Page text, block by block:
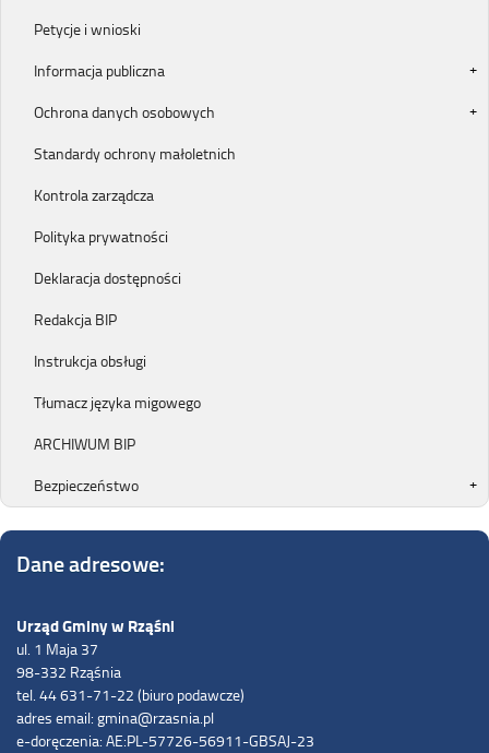
Petycje i wnioski
Informacja publiczna
Ochrona danych osobowych
Standardy ochrony małoletnich
Kontrola zarządcza
Polityka prywatności
Deklaracja dostępności
Redakcja BIP
Instrukcja obsługi
Tłumacz języka migowego
ARCHIWUM BIP
Bezpieczeństwo
Dane adresowe:
Urząd Gminy w Rząśni
ul. 1 Maja 37
98-332 Rząśnia
tel. 44 631-71-22 (biuro podawcze)
adres email: gmina@rzasnia.pl
e-doręczenia: AE:PL-57726-56911-GBSAJ-23